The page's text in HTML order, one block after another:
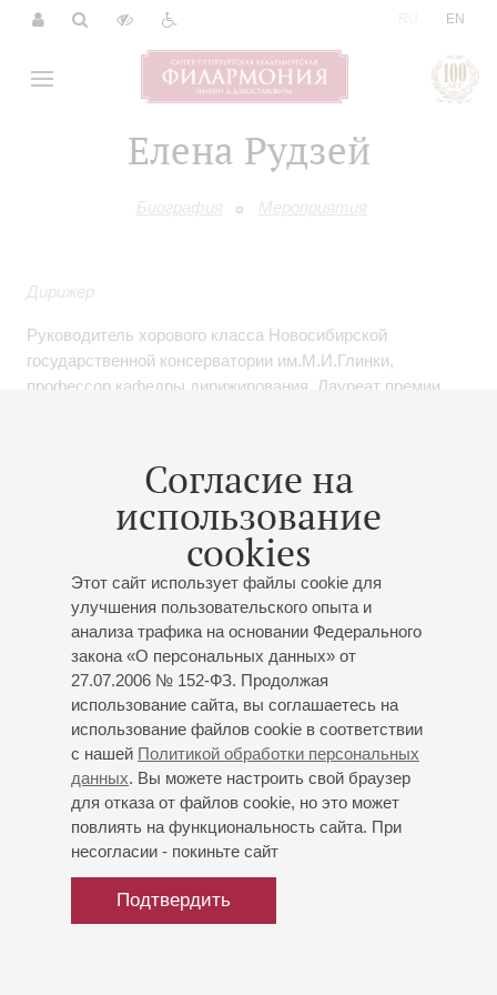
EN
Елена Рудзей
Биография Мероприятия
Согласие на
использование
cookies
Этот сайт использует файлы cookie для
улучшения пользовательского опыта и
анализа трафика на основании Федерального
закона «О персональных данных» от
27.07.2006 № 152-ФЗ. Продолжая
использование сайта, вы соглашаетесь на
использование файлов cookie в соответствии
с нашей Политикой обработки персональных
данных. Вы можете настроить свой браузер
для отказа от файлов cookie, но это может
повлиять на функциональность сайта. При
несогласии - покиньте сайт
Подтвердить
Дирижер
Руководитель хорового класса Новосибирской
государственной консерватории им.М.И.Глинки,
профессор кафедры дирижирования. Лауреат премии
и Новосибирской области.
коллективов, является художественным руководителем
и дирижером Новосибирского областного академического
хора молодежи и студентов, а также Сводного детского
хора и Хора молодежи Новосибирской области.
Художественный руководитель Международного
фестиваля современной музыки «Сибирские сезоны»,
инициатор множества всероссийских и мировых премьер
хоровой музыки. Регулярно проводит мастер-классы по
дирижированию, методике репетиционной работы и
работе с хором в музыкальных учреждениях сибирского
региона, является членом жюри и председателем многих
музыкальных конкурсов хоровых коллективов.